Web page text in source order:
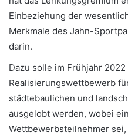
Einbeziehung der
Merkmale des Jahn-
darin.
Dazu solle im Frühjahr
Realisierungswettbewerb
städtebaulichen und
ausgelobt werden, wobei
Wettbewerbsteilnehmer